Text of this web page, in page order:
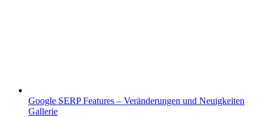
Google SERP Features – Veränderungen und Neuigkeiten
Gallerie